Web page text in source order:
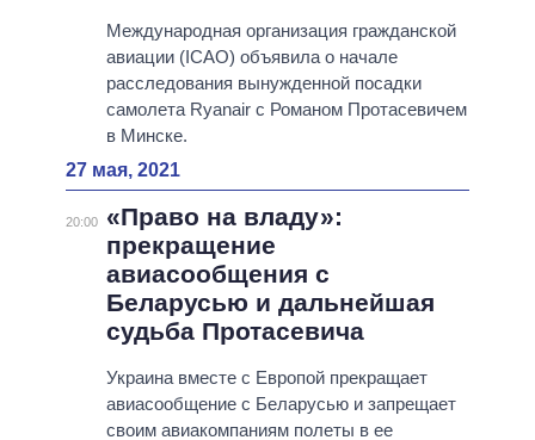
Международная организация гражданской
авиации (ICAO) объявила о начале
расследования вынужденной посадки
самолета Ryanair с Романом Протасевичем
в Минске.
27 мая, 2021
20:00
«Право на владу»:
прекращение
авиасообщения с
Беларусью и дальнейшая
судьба Протасевича
Украина вместе с Европой прекращает
авиасообщение с Беларусью и запрещает
своим авиакомпаниям полеты в ее